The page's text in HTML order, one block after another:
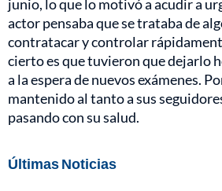
junio, lo que lo motivó a acudir a
actor pensaba que se trataba de
contratacar y controlar
cierto es que tuvieron que dejarlo
a la espera de nuevos exámenes.
mantenido al tanto a sus
pasando con su salud.
Últimas Noticias